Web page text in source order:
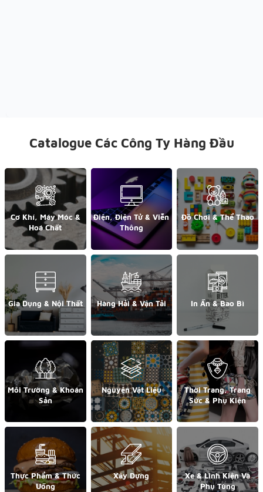
Catalogue Các Công Ty Hàng Đầu
Cơ Khí, Máy Móc &
Hoá Chất
Điện, Điện Tử & Viễn
Thông
Đồ Chơi & Thể Thao
Gia Dụng & Nội Thất Hàng Hải & Vận Tải In Ấn & Bao Bì
Môi Trường & Khoán
Sản
Nguyên Vật Liệu
Thời Trang, Trang
Sức & Phụ Kiện
Thực Phẩm & Thức
Uống
Xây Dựng
Xe & Linh Kiện Và
Phụ Tùng